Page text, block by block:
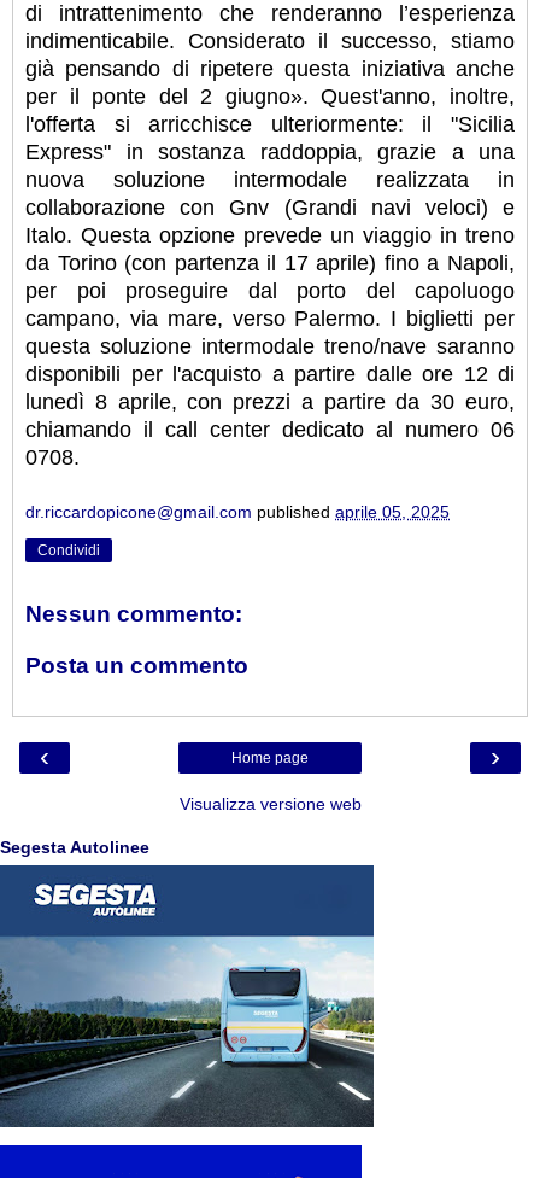
di intrattenimento che renderanno l’esperienza
indimenticabile. Considerato il successo, stiamo
già pensando di ripetere questa iniziativa anche
per il ponte del 2 giugno». Quest'anno, inoltre,
l'offerta si arricchisce ulteriormente: il "Sicilia
Express" in sostanza raddoppia, grazie a una
nuova soluzione intermodale realizzata in
collaborazione con Gnv (Grandi navi veloci) e
Italo. Questa opzione prevede un viaggio in treno
da Torino (con partenza il 17 aprile) fino a Napoli,
per poi proseguire dal porto del capoluogo
campano, via mare, verso Palermo. I biglietti per
questa soluzione intermodale treno/nave saranno
disponibili per l'acquisto a partire dalle ore 12 di
lunedì 8 aprile, con prezzi a partire da 30 euro,
chiamando il call center dedicato al numero 06
0708.
dr.riccardopicone@gmail.com published aprile 05, 2025
Condividi
Nessun commento:
Posta un commento
‹ ›
Home page
Visualizza versione web
Segesta Autolinee